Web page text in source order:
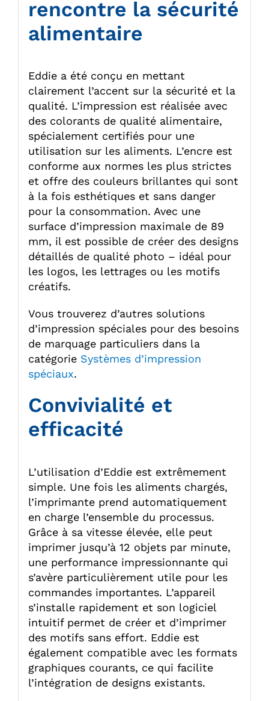
rencontre la sécurité
alimentaire
Eddie a été conçu en mettant
clairement l’accent sur la sécurité et la
qualité. L’impression est réalisée avec
des colorants de qualité alimentaire,
spécialement certifiés pour une
utilisation sur les aliments. L’encre est
conforme aux normes les plus strictes
et offre des couleurs brillantes qui sont
à la fois esthétiques et sans danger
pour la consommation. Avec une
surface d’impression maximale de 89
mm, il est possible de créer des designs
détaillés de qualité photo – idéal pour
les logos, les lettrages ou les motifs
créatifs.
Vous trouverez d’autres solutions
d’impression spéciales pour des besoins
de marquage particuliers dans la
catégorie Systèmes d’impression
spéciaux.
Convivialité et
efficacité
L’utilisation d’Eddie est extrêmement
simple. Une fois les aliments chargés,
l’imprimante prend automatiquement
en charge l’ensemble du processus.
Grâce à sa vitesse élevée, elle peut
imprimer jusqu’à 12 objets par minute,
une performance impressionnante qui
s’avère particulièrement utile pour les
commandes importantes. L’appareil
s’installe rapidement et son logiciel
intuitif permet de créer et d’imprimer
des motifs sans effort. Eddie est
également compatible avec les formats
graphiques courants, ce qui facilite
l’intégration de designs existants.